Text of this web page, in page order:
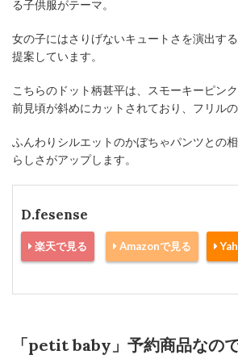
る子供服がテーマ。
女の子にはさりげないキュートさを演出す
提案しています。
こちらのドット柄甚平は、スモーキーピン
前見頃が斜めにカットされており、フリルの
ふんわりシルエットのかぼちゃパンツとの
らしさがアップします。
D.fesense
楽天で見る Amazonで見る
「petit baby」予約商品なの